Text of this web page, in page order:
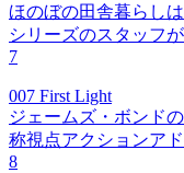
ほのぼの田舎暮らし
シリーズのスタッフ
7
007 First Light
ジェームズ・ボンド
称視点アクションア
8